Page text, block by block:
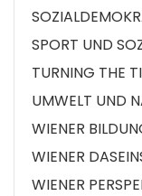
SPORT UND
TURNING THE
UMWELT UND
WIENER
WIENER
WIENER